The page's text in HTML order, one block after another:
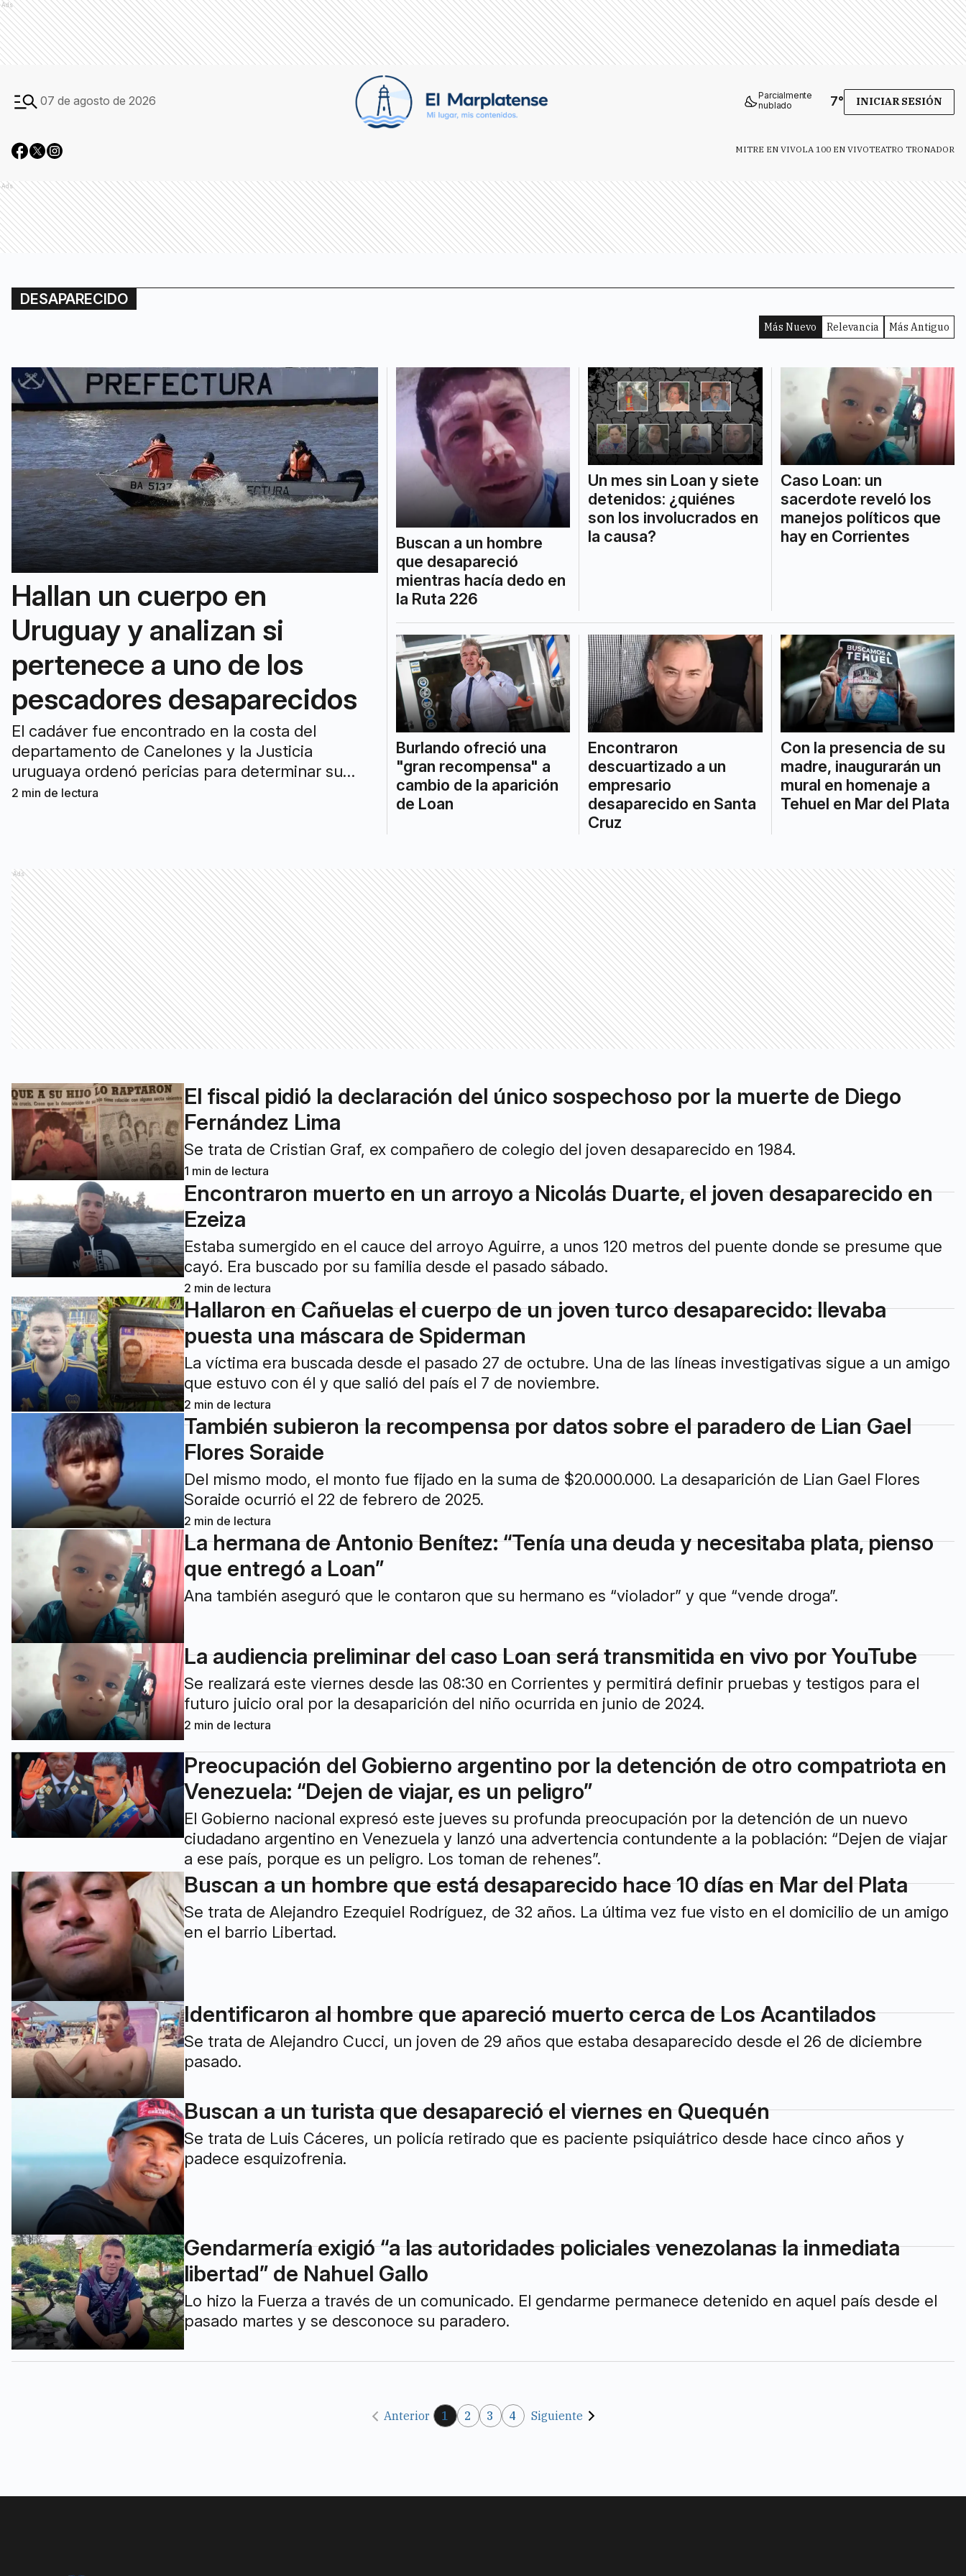
Ads
07 de agosto de 2026
Parcialmente
nublado
7° INICIAR SESIÓN
MITRE EN VIVOLA 100 EN VIVOTEATRO TRONADOR
Ads
DESAPARECIDO
Más Nuevo Relevancia Más Antiguo
Hallan un cuerpo en
Uruguay y analizan si
pertenece a uno de los
pescadores desaparecidos
El cadáver fue encontrado en la costa del
departamento de Canelones y la Justicia
uruguaya ordenó pericias para determinar su
identidad. La principal hipótesis es que podría
2 min de lectura
Buscan a un hombre
que desapareció
mientras hacía dedo en
la Ruta 226
Un mes sin Loan y siete
detenidos: ¿quiénes
son los involucrados en
la causa?
Caso Loan: un
sacerdote reveló los
manejos políticos que
hay en Corrientes
Burlando ofreció una
"gran recompensa" a
cambio de la aparición
de Loan
Encontraron
descuartizado a un
empresario
desaparecido en Santa
Cruz
Con la presencia de su
madre, inaugurarán un
mural en homenaje a
Tehuel en Mar del Plata
Ads
El fiscal pidió la declaración del único sospechoso por la muerte de Diego
Fernández Lima
Se trata de Cristian Graf, ex compañero de colegio del joven desaparecido en 1984.
1 min de lectura
Encontraron muerto en un arroyo a Nicolás Duarte, el joven desaparecido en
Ezeiza
Estaba sumergido en el cauce del arroyo Aguirre, a unos 120 metros del puente donde se presume que
cayó. Era buscado por su familia desde el pasado sábado.
2 min de lectura
Hallaron en Cañuelas el cuerpo de un joven turco desaparecido: llevaba
puesta una máscara de Spiderman
La víctima era buscada desde el pasado 27 de octubre. Una de las líneas investigativas sigue a un amigo
que estuvo con él y que salió del país el 7 de noviembre.
2 min de lectura
También subieron la recompensa por datos sobre el paradero de Lian Gael
Flores Soraide
Del mismo modo, el monto fue fijado en la suma de $20.000.000. La desaparición de Lian Gael Flores
Soraide ocurrió el 22 de febrero de 2025.
2 min de lectura
La hermana de Antonio Benítez: “Tenía una deuda y necesitaba plata, pienso
que entregó a Loan”
Ana también aseguró que le contaron que su hermano es “violador” y que “vende droga”.
La audiencia preliminar del caso Loan será transmitida en vivo por YouTube
Se realizará este viernes desde las 08:30 en Corrientes y permitirá definir pruebas y testigos para el
futuro juicio oral por la desaparición del niño ocurrida en junio de 2024.
2 min de lectura
Preocupación del Gobierno argentino por la detención de otro compatriota en
Venezuela: “Dejen de viajar, es un peligro”
El Gobierno nacional expresó este jueves su profunda preocupación por la detención de un nuevo
ciudadano argentino en Venezuela y lanzó una advertencia contundente a la población: “Dejen de viajar
a ese país, porque es un peligro. Los toman de rehenes”.
Buscan a un hombre que está desaparecido hace 10 días en Mar del Plata
Se trata de Alejandro Ezequiel Rodríguez, de 32 años. La última vez fue visto en el domicilio de un amigo
en el barrio Libertad.
Identificaron al hombre que apareció muerto cerca de Los Acantilados
Se trata de Alejandro Cucci, un joven de 29 años que estaba desaparecido desde el 26 de diciembre
pasado.
Buscan a un turista que desapareció el viernes en Quequén
Se trata de Luis Cáceres, un policía retirado que es paciente psiquiátrico desde hace cinco años y
padece esquizofrenia.
Gendarmería exigió “a las autoridades policiales venezolanas la inmediata
libertad” de Nahuel Gallo
Lo hizo la Fuerza a través de un comunicado. El gendarme permanece detenido en aquel país desde el
pasado martes y se desconoce su paradero.
Anterior 1 2 3 4 Siguiente